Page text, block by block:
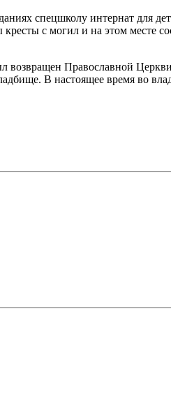
спецшколу интернат для
с могил и на этом месте
Православной
В настоящее время во